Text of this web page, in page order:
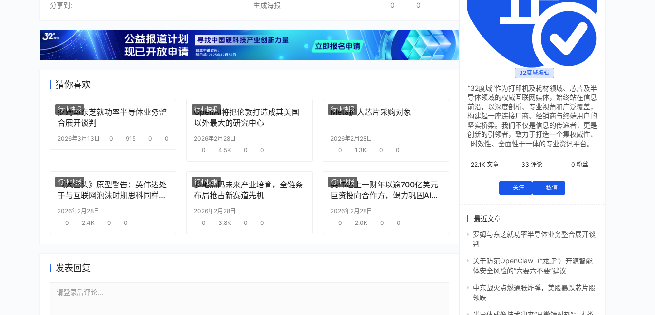
分享到: 生成海报 0 0
猜你喜欢
行业快报
罗姆与东芝就功率半导体业务整
合展开谈判
2026年3月13日 0 915 0 0
行业快报
OpenAI将把伦敦打造成其美国
以外最大的研究中心
2026年2月28日
0
4.5K 0 0
行业快报
Meta扩大芯片采购对象
2026年2月28日
0
1.3K 0 0
行业快报
《大空头》原型警告：英伟达处
于与互联网泡沫时期思科同样的
“危险境地”
2026年2月28日
0
2.4K 0 0
行业快报
多地加码未来产业培育，全链条
布局抢占新赛道先机
2026年2月28日
0
3.8K 0 0
行业快报
英伟达上一财年以逾700亿美元
巨资投向合作方，竭力巩固AI芯
片需求
2026年2月28日
0
2.0K 0 0
发表回复
请登录后评论...
32度域编辑
“32度域”作为打印机及耗材领域、芯片及半
导体领域的权威互联网媒体，始终站在信息
前沿，以深度剖析、专业视角和广泛覆盖，
构建起一座连接厂商、经销商与终端用户的
坚实桥梁。我们不仅是信息的传递者，更是
创新的引领者，致力于打造一个集权威性、
时效性、全面性于一体的专业资讯平台。
22.1K 文章 33 评论 0 粉丝
关注 私信
最近文章
罗姆与东芝就功率半导体业务整合展开谈
判
关于防范OpenClaw（“龙虾”）开源智能
体安全风险的“六要六不要”建议
中东战火点燃通胀炸弹，美股暴跌芯片股
领跌